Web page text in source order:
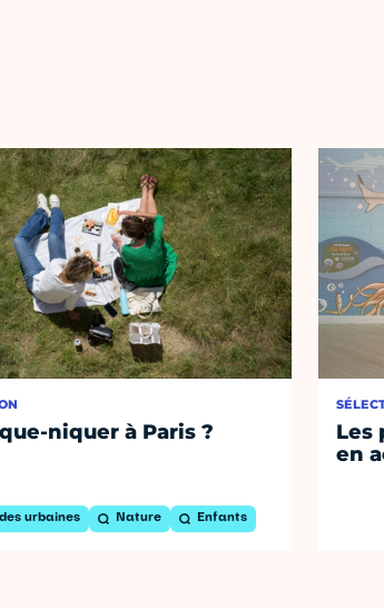
niquer à Paris ?
urbaines Nature Enfants
Les
en